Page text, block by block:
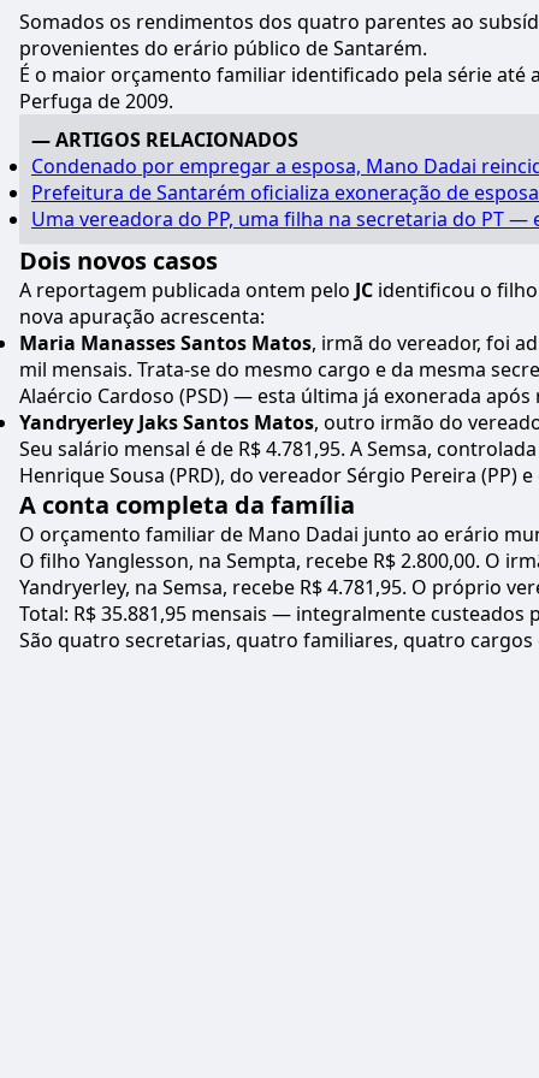
Somados os rendimentos dos quatro parentes ao
provenientes do erário público de Santarém.
É o maior orçamento familiar identificado pela série
Perfuga de 2009.
— ARTIGOS RELACIONADOS
Condenado por empregar a esposa, Mano Dadai
Prefeitura de Santarém oficializa exoneração de
Uma vereadora do PP, uma filha na secretaria do PT
Dois novos casos
A reportagem publicada ontem pelo JC identificou o filho
nova apuração acrescenta:
Maria Manasses Santos Matos, irmã do vereador, foi
mil mensais. Trata-se do mesmo cargo e da mesma
Alaércio Cardoso (PSD) — esta última já exonerada
Yandryerley Jaks Santos Matos, outro irmão do
Seu salário mensal é de R$ 4.781,95. A Semsa,
Henrique Sousa (PRD), do vereador Sérgio Pereira (PP)
A conta completa da família
O orçamento familiar de Mano Dadai junto ao erário
O filho Yanglesson, na Sempta, recebe R$ 2.800,00. O
Yandryerley, na Semsa, recebe R$ 4.781,95. O próprio
Total: R$ 35.881,95 mensais — integralmente
São quatro secretarias, quatro familiares, quatro